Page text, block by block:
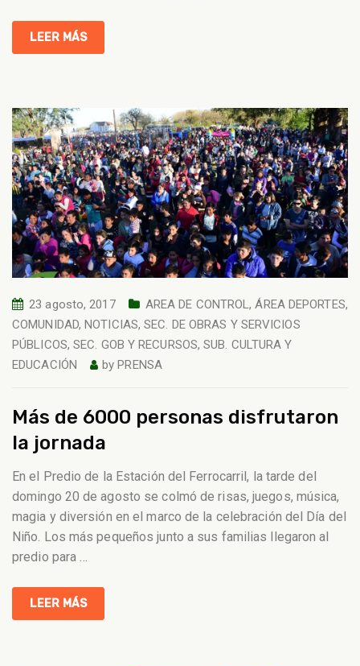
LEER MÁS
23 agosto, 2017 AREA DE CONTROL,ÁREA DEPORTES,
COMUNIDAD,NOTICIAS,SEC. DE OBRAS Y SERVICIOS
PÚBLICOS,SEC. GOB Y RECURSOS,SUB. CULTURA Y
EDUCACIÓN
byPRENSA
Más de 6000 personas disfrutaron
la jornada
En el Predio de la Estación del Ferrocarril, la tarde del
domingo 20 de agosto se colmó de risas, juegos, música,
magia y diversión en el marco de la celebración del Día del
Niño. Los más pequeños junto a sus familias llegaron al
predio para…
LEER MÁS